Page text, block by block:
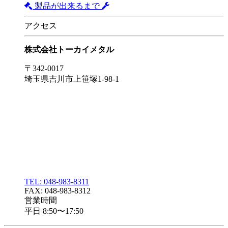
製品が出来るまで
アクセス
株式会社トーカイメタル
〒342-0017
埼玉県吉川市上笹塚1-98-1
TEL: 048-983-8311
FAX: 048-983-8312
営業時間
平日 8:50〜17:50